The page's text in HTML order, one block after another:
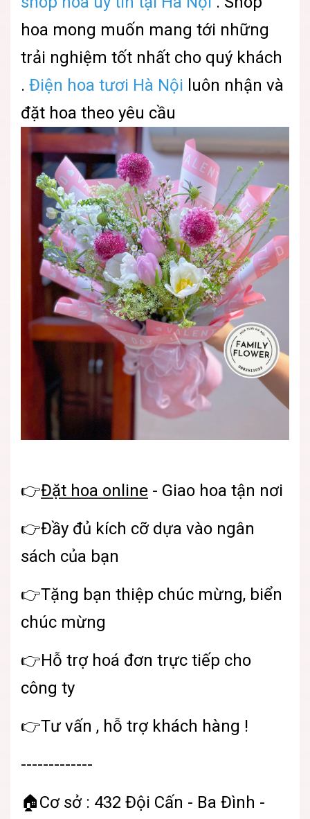
hoa mong muốn mang tới những
trải nghiệm tốt nhất cho quý khách
. Điện hoa tươi Hà Nội luôn nhận và
đặt hoa theo yêu cầu
👉Đặt hoa online - Giao hoa tận nơi
👉Đầy đủ kích cỡ dựa vào ngân
sách của bạn
👉Tặng bạn thiệp chúc mừng, biển
chúc mừng
👉Hỗ trợ hoá đơn trực tiếp cho
công ty
👉Tư vấn , hỗ trợ khách hàng !
-------------
🏠Cơ sở : 432 Đội Cấn - Ba Đình -